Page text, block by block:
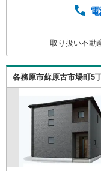
のご相談に
応え致します
でサポートさ
取り扱い不動
各務原市蘇原古市場町5